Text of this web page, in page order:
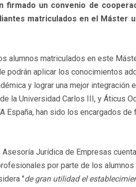
firmado un convenio de
matriculados en el Máster
alumnos matriculados en este
podrán aplicar los conocimientos
y lograr una mejor integración
la Universidad Carlos III, y Áticus
España, han sido los encargados de
Jurídica de Empresas
por parte de los
"de gran utilidad el